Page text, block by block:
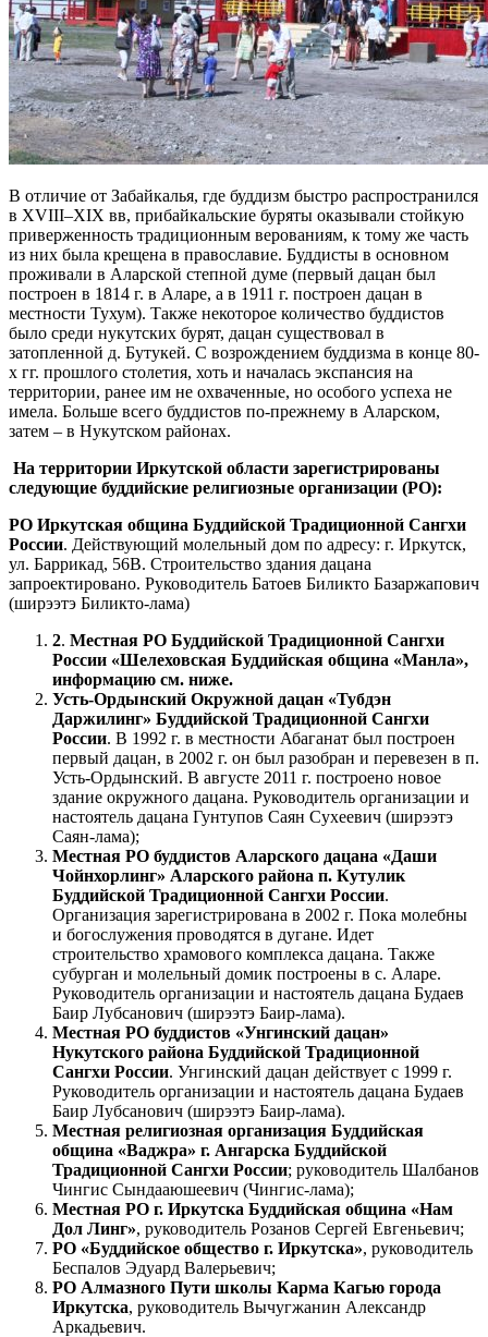
В отличие от Забайкалья, где буддизм быстро распространился
в XVIII–XIX вв, прибайкальские буряты оказывали стойкую
приверженность традиционным верованиям, к тому же часть
из них была крещена в православие. Буддисты в основном
проживали в Аларской степной думе (первый дацан был
построен в 1814 г. в Аларе, а в 1911 г. построен дацан в
местности Тухум). Также некоторое количество буддистов
было среди нукутских бурят, дацан существовал в
затопленной д. Бутукей. С возрождением буддизма в конце 80-
х гг. прошлого столетия, хоть и началась экспансия на
территории, ранее им не охваченные, но особого успеха не
имела. Больше всего буддистов по-прежнему в Аларском,
затем – в Нукутском районах.
На территории Иркутской области зарегистрированы
следующие буддийские религиозные организации (РО):
РО Иркутская община Буддийской Традиционной Сангхи
России. Действующий молельный дом по адресу: г. Иркутск,
ул. Баррикад, 56В. Строительство здания дацана
запроектировано. Руководитель Батоев Биликто Базаржапович
(ширээтэ Биликто-лама)
2. Местная РО Буддийской Традиционной Сангхи
России «Шелеховская Буддийская община «Манла»,
информацию см. ниже.
Усть-Ордынский Окружной дацан «Тубдэн
Даржилинг» Буддийской Традиционной Сангхи
России. В 1992 г. в местности Абаганат был построен
первый дацан, в 2002 г. он был разобран и перевезен в п.
Усть-Ордынский. В августе 2011 г. построено новое
здание окружного дацана. Руководитель организации и
настоятель дацана Гунтупов Саян Сухеевич (ширээтэ
Саян-лама);
Местная РО буддистов Аларского дацана «Даши
Чойнхорлинг» Аларского района п. Кутулик
Буддийской Традиционной Сангхи России.
Организация зарегистрирована в 2002 г. Пока молебны
и богослужения проводятся в дугане. Идет
строительство храмового комплекса дацана. Также
субурган и молельный домик построены в с. Аларе.
Руководитель организации и настоятель дацана Будаев
Баир Лубсанович (ширээтэ Баир-лама).
Местная РО буддистов «Унгинский дацан»
Нукутского района Буддийской Традиционной
Сангхи России. Унгинский дацан действует с 1999 г.
Руководитель организации и настоятель дацана Будаев
Баир Лубсанович (ширээтэ Баир-лама).
Местная религиозная организация Буддийская
община «Ваджра» г. Ангарска Буддийской
Традиционной Сангхи России; руководитель Шалбанов
Чингис Сындааюшеевич (Чингис-лама);
Местная РО г. Иркутска Буддийская община «Нам
Дол Линг», руководитель Розанов Сергей Евгеньевич;
РО «Буддийское общество г. Иркутска», руководитель
Беспалов Эдуард Валерьевич;
РО Алмазного Пути школы Карма Кагью города
Иркутска, руководитель Вычугжанин Александр
Аркадьевич.